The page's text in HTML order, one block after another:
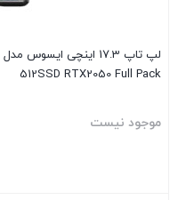
512SSD RTX2050 Full Pack
موجود نیست